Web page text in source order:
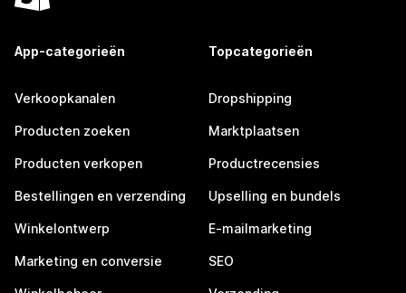
App-categorieën
Verkoopkanalen
Producten zoeken
Producten verkopen
Bestellingen en verzending
Winkelontwerp
Marketing en conversie
Topcategorieën
Dropshipping
Marktplaatsen
Productrecensies
Upselling en bundels
E-mailmarketing
SEO